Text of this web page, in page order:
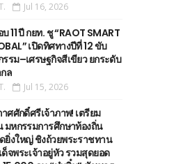
Jul 16, 2026
11 ปี กยท. ชู “RAOT SMART
เปิดทิศทางปีที่ 12 ขับ
รม–เศรษฐกิจสีเขียว ยกระดับ
ล
Jul 15, 2026
ศศักดิ์ศรีเจ้าภาพ! เตรียม
มหกรรมการศึกษาท้องถิ่น
ยิ่งใหญ่ ชิงถ้วยพระราชทาน
จพระเจ้าอยู่หัว รวมสุดยอด